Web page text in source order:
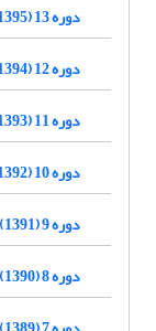
دوره 13 (1395)
دوره 12 (1394)
دوره 11 (1393)
دوره 10 (1392)
دوره 9 (1391)
دوره 8 (1390)